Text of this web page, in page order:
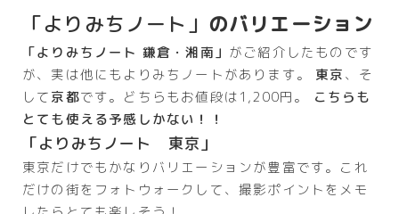
「よりみちノート」 のバリエーション
「よりみちノート 鎌倉・湘南」 がご紹介したものです
が、実は他にもよりみちノートがあります。 東京、そ
して京都です。どちらもお値段は1,200円。
こちらも
とても使える予感しかない！！
「よりみちノート 東京」
東京だけでもかなりバリエーションが豊富です。これ
だけの街をフォトウォークして、撮影ポイントをメモ